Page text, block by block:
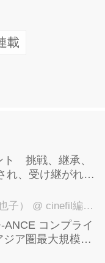
載
ト 挑戦、継承、
れ、受け継がれ、
まで開催中！
子） @ cinefil編集部
ANCE コンプライ
ア圏最大規模の